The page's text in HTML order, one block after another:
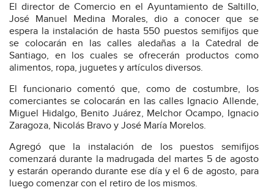
El director de Comercio en el Ayuntamiento de Saltillo,
José Manuel Medina Morales, dio a conocer que se
espera la instalación de hasta 550 puestos semifijos que
se colocarán en las calles aledañas a la Catedral de
Santiago, en los cuales se ofrecerán productos como
alimentos, ropa, juguetes y artículos diversos.
El funcionario comentó que, como de costumbre, los
comerciantes se colocarán en las calles Ignacio Allende,
Miguel Hidalgo, Benito Juárez, Melchor Ocampo, Ignacio
Zaragoza, Nicolás Bravo y José María Morelos.
Agregó que la instalación de los puestos semifijos
comenzará durante la madrugada del martes 5 de agosto
y estarán operando durante ese día y el 6 de agosto, para
luego comenzar con el retiro de los mismos.